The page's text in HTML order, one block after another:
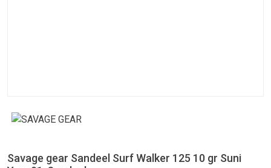
Savage gear Sandeel Surf Walker 125 10 gr Suni